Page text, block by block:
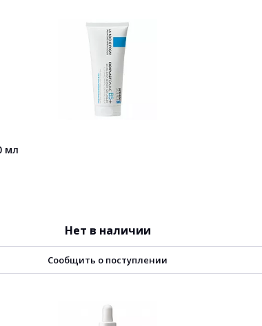
мл
Нет в наличии
Сообщить о поступлении